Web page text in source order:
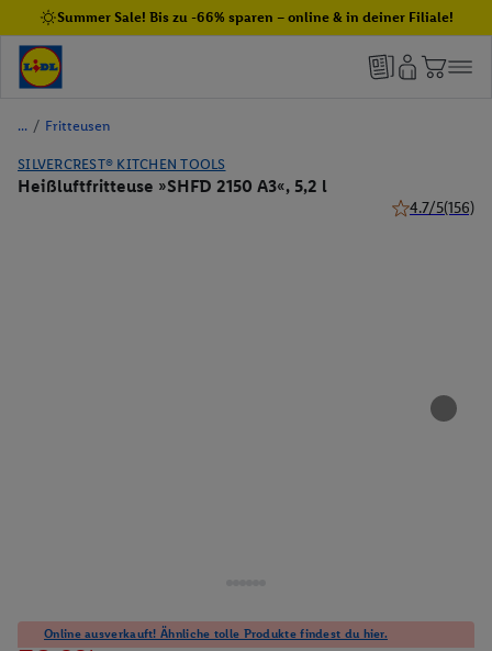
Summer Sale! Bis zu -66% sparen – online & in deiner Filiale!
/ Fritteusen
SILVERCREST® KITCHEN TOOLS
Heißluftfritteuse »SHFD 2150 A3«, 5,2 l
4.7/5(156)
Online ausverkauft! Ähnliche tolle Produkte findest du hier.